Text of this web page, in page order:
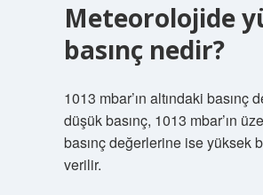
Meteorolojide
basınç nedir?
1013 mbar’ın altındaki basınç
düşük basınç, 1013 mbar’ın
basınç değerlerine ise yüksek
verilir.